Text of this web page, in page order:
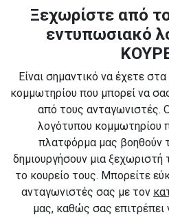
Ξεχωρίστε από
εντυπωσιακό
Είναι σημαντικό να έχετε
κομμωτηρίου που μπορεί να
από τους ανταγωνιστές.
λογότυπου κομμωτηρίου
πλατφόρμα μας βοηθούν
δημιουργήσουν μια
το κουρείο τους. Μπορείτε
ανταγωνιστές σας με τον
μας, καθώς σας επιτρέπει